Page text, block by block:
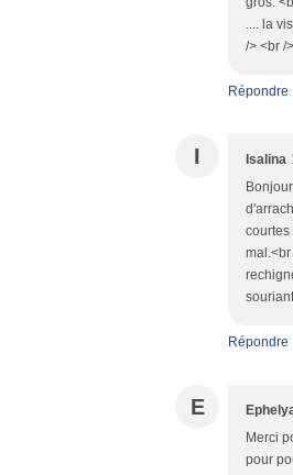
.... la
/> <br /
Répondre
I Isalina
courtes
Répondre
E
Merci
pour